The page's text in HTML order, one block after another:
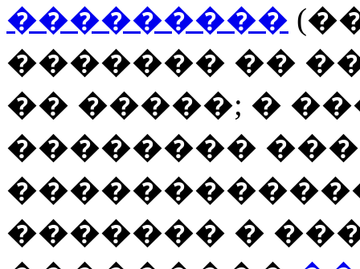
���������
������� ��
�� �����; �
��������
������� �